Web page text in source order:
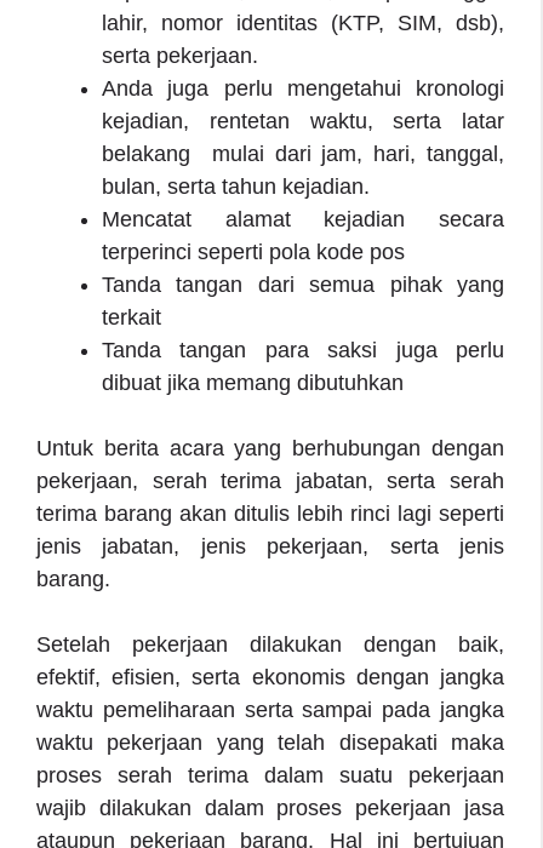
lahir, nomor identitas (KTP, SIM, dsb),
serta pekerjaan.
Anda juga perlu mengetahui kronologi
kejadian, rentetan waktu, serta latar
belakang mulai dari jam, hari, tanggal,
bulan, serta tahun kejadian.
Mencatat alamat kejadian secara
terperinci seperti pola kode pos
Tanda tangan dari semua pihak yang
terkait
Tanda tangan para saksi juga perlu
dibuat jika memang dibutuhkan
Untuk berita acara yang berhubungan dengan
pekerjaan, serah terima jabatan, serta serah
terima barang akan ditulis lebih rinci lagi seperti
jenis jabatan, jenis pekerjaan, serta jenis
barang.
Setelah pekerjaan dilakukan dengan baik,
efektif, efisien, serta ekonomis dengan jangka
waktu pemeliharaan serta sampai pada jangka
waktu pekerjaan yang telah disepakati maka
proses serah terima dalam suatu pekerjaan
wajib dilakukan dalam proses pekerjaan jasa
ataupun pekerjaan barang. Hal ini bertujuan